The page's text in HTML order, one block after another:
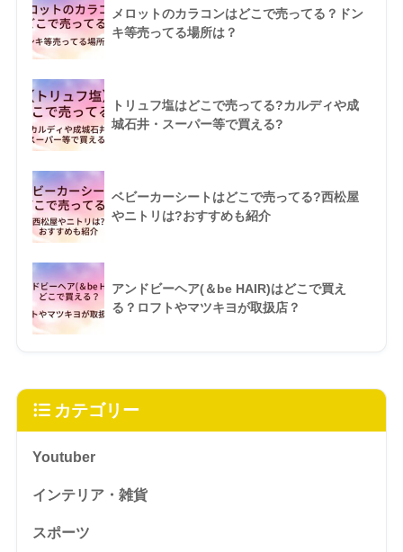
メロットのカラコンはどこで売ってる？ドン
キ等売ってる場所は？
トリュフ塩はどこで売ってる?カルディや成
城石井・スーパー等で買える?
ベビーカーシートはどこで売ってる?西松屋
やニトリは?おすすめも紹介
アンドビーヘア(＆be HAIR)はどこで買え
る？ロフトやマツキヨが取扱店？
カテゴリー
Youtuber
インテリア・雑貨
スポーツ